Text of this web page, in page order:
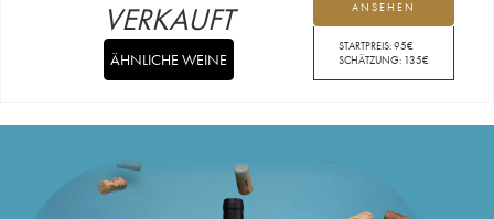
ANSEHEN
STARTPREIS:95€
SCHÄTZUNG: 135€
VERKAUFT
ÄHNLICHE WEINE